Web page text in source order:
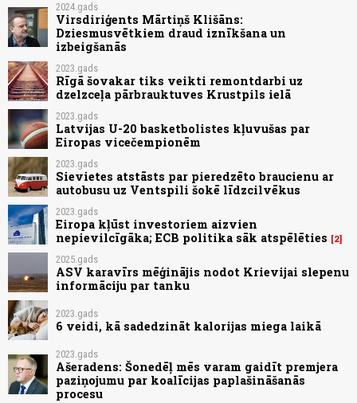
2024.gads
Virsdiriģents Mārtiņš Klišāns:
Dziesmusvētkiem draud iznīkšana un
izbeigšanās
2023.gads
Rīgā šovakar tiks veikti remontdarbi uz
dzelzceļa pārbrauktuves Krustpils ielā
2023.gads
Latvijas U-20 basketbolistes kļuvušas par
Eiropas vicečempionēm
2023.gads
Sievietes atstāsts par pieredzēto braucienu ar
autobusu uz Ventspili šokē līdzcilvēkus
2023.gads
Eiropa kļūst investoriem aizvien
nepievilcīgāka; ECB politika sāk atspēlēties
2
2025.gads
ASV karavīrs mēģinājis nodot Krievijai slepenu
informāciju par tanku
2023.gads
6 veidi, kā sadedzināt kalorijas miega laikā
2023.gads
Ašeradens: Šonedēļ mēs varam gaidīt premjera
paziņojumu par koalīcijas paplašināšanās
procesu